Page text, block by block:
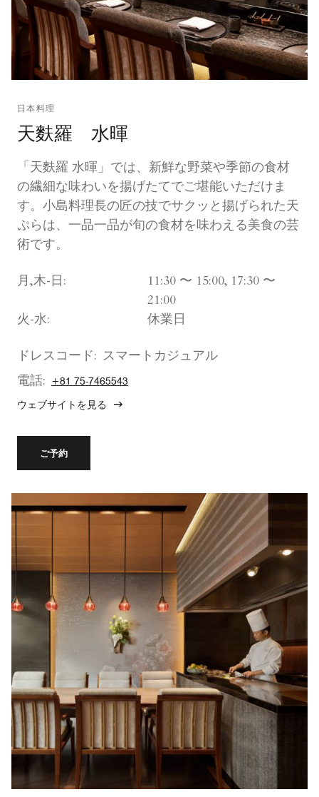
日本料理
天麩羅 水暉
「天麩羅 水暉」では、新鮮な野菜や季節の食材
の繊細な味わいを揚げたてでご堪能いただけま
す。小島料理長の匠の技でサクッと揚げられた天
ぷらは、一品一品が旬の食材を味わえる美食の芸
術です。
月,木-日:
11:30 〜 15:00, 17:30 〜
21:00
火-水:
休業日
ドレスコード: スマートカジュアル
電話:
+81 75-7465543
ウェブサイトを見る
ご予約